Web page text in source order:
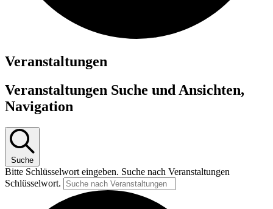
Veranstaltungen
Veranstaltungen Suche und Ansichten,
Navigation
Suche
Bitte Schlüsselwort eingeben. Suche nach Veranstaltungen
Schlüsselwort.